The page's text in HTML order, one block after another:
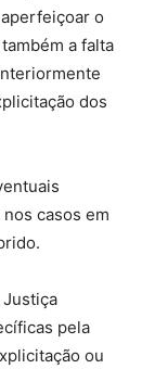
o
a falta
dos
casos em
Justiça
pela
ou